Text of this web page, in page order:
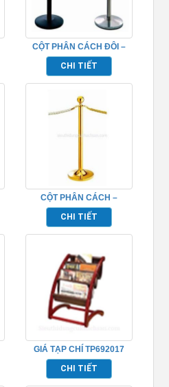
CỘT PHÂN CÁCH ĐÔI –
TP692033
CHI TIẾT
CỘT PHÂN CÁCH –
TP692030
CHI TIẾT
GIÁ TẠP CHÍ TP692017
CHI TIẾT